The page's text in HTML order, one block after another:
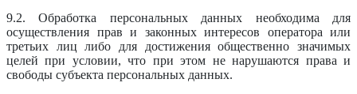
9.2. Обработка персональных данных необходима для
осуществления прав и законных интересов оператора или
третьих лиц либо для достижения общественно значимых
целей при условии, что при этом не нарушаются права и
свободы субъекта персональных данных.